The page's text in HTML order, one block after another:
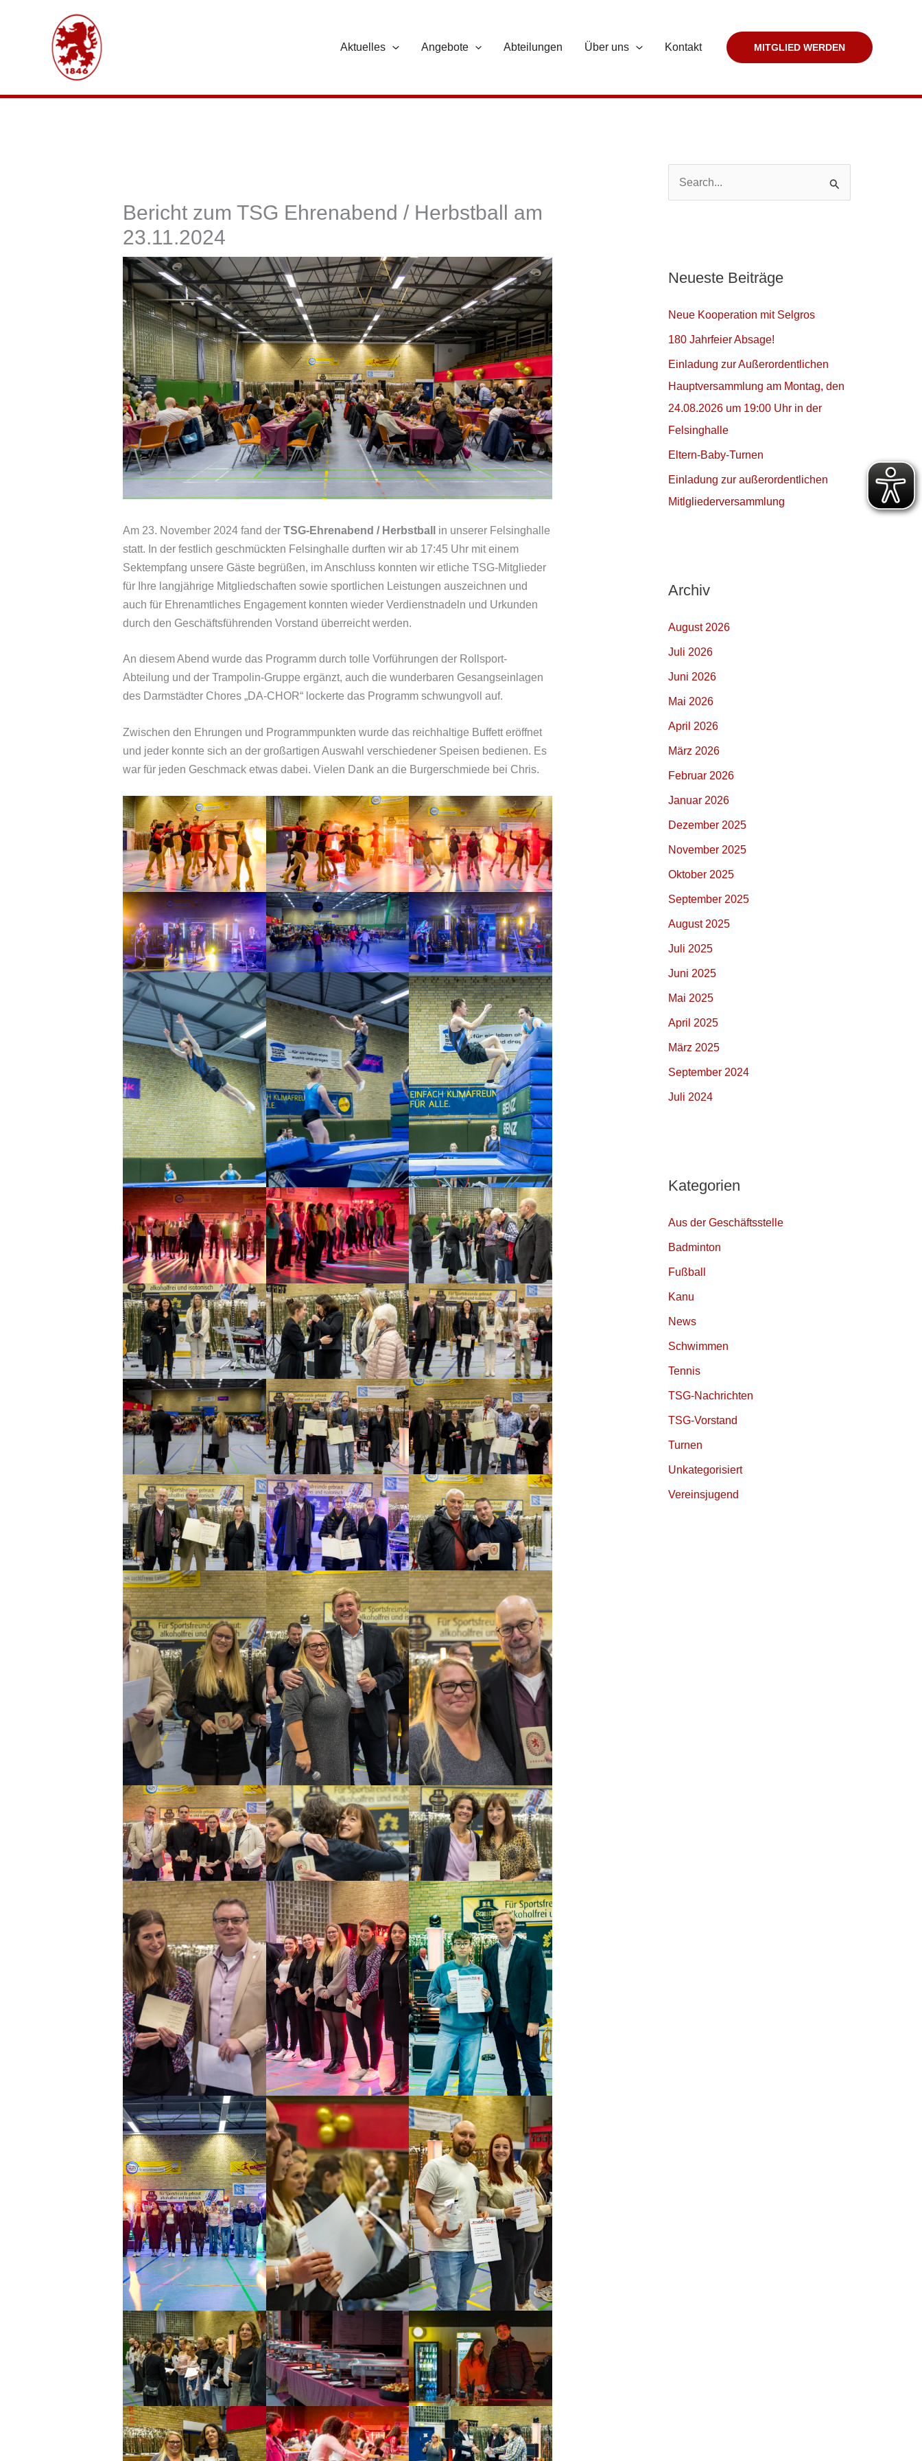
Aktuelles Angebote Abteilungen Über uns Kontakt MITGLIED WERDEN
Bericht zum TSG Ehrenabend / Herbstball am
23.11.2024
Am 23. November 2024 fand der TSG-Ehrenabend / Herbstball
in unserer Felsinghalle
statt. In der festlich geschmückten Felsinghalle durften wir ab 17:45 Uhr mit einem
Sektempfang unsere Gäste begrüßen, im Anschluss konnten wir etliche TSG-Mitglieder
für Ihre langjährige Mitgliedschaften sowie sportlichen Leistungen auszeichnen und
auch für Ehrenamtliches Engagement konnten wieder Verdienstnadeln und Urkunden
durch den Geschäftsführenden Vorstand überreicht werden.
An diesem Abend wurde das Programm durch tolle Vorführungen der Rollsport-
Abteilung und der Trampolin-Gruppe ergänzt, auch die wunderbaren Gesangseinlagen
des Darmstädter Chores „DA-CHOR“ lockerte das Programm schwungvoll auf.
Zwischen den Ehrungen und Programmpunkten wurde das reichhaltige Buffett eröffnet
und jeder konnte sich an der großartigen Auswahl verschiedener Speisen bedienen. Es
war für jeden Geschmack etwas dabei. Vielen Dank an die Burgerschmiede bei Chris.
e
n
a
c
h
:
Neueste Beiträge
Neue Kooperation mit Selgros
180 Jahrfeier Absage!
Einladung zur Außerordentlichen
Hauptversammlung am Montag, den
24.08.2026 um 19:00 Uhr in der
Felsinghalle
Eltern-Baby-Turnen
Einladung zur außerordentlichen
Mitlgliederversammlung
Archiv
August 2026
Juli 2026
Juni 2026
Mai 2026
April 2026
März 2026
Februar 2026
Januar 2026
Dezember 2025
November 2025
Oktober 2025
September 2025
August 2025
Juli 2025
Juni 2025
Mai 2025
April 2025
März 2025
September 2024
Juli 2024
Kategorien
Aus der Geschäftsstelle
Badminton
Fußball
Kanu
News
Schwimmen
Tennis
TSG-Nachrichten
TSG-Vorstand
Turnen
Unkategorisiert
Vereinsjugend